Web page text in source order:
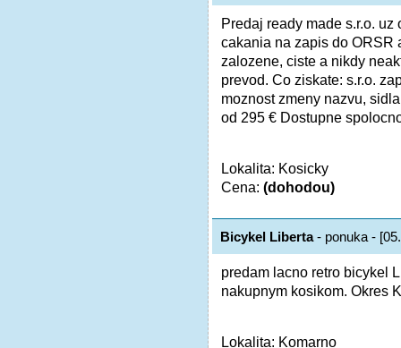
Predaj ready made s.r.o.
cakania na zapis do ORSR
zalozene, ciste a nikdy
prevod. Co ziskate: s.r.o.
moznost zmeny nazvu,
od 295 € Dostupne
Lokalita: Kosicky
Cena: (dohodou)
Bicykel Liberta - ponuka -
predam lacno retro bicykel
nakupnym kosikom. Okres
Lokalita: Komarno